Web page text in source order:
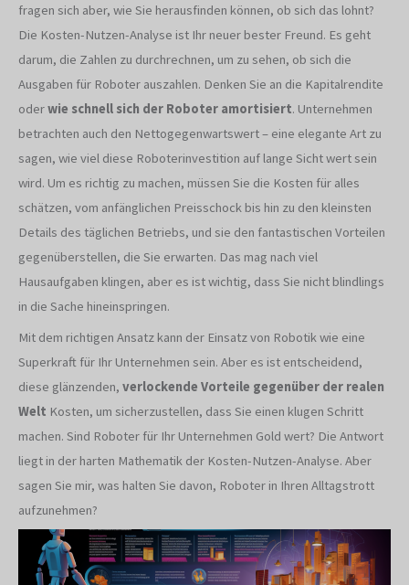
fragen sich aber, wie Sie herausfinden können, ob sich das lohnt?
Die Kosten-Nutzen-Analyse ist Ihr neuer bester Freund. Es geht
darum, die Zahlen zu durchrechnen, um zu sehen, ob sich die
Ausgaben für Roboter auszahlen. Denken Sie an die Kapitalrendite
oderwie schnell sich der Roboter amortisiert. Unternehmen
betrachten auch den Nettogegenwartswert – eine elegante Art zu
sagen, wie viel diese Roboterinvestition auf lange Sicht wert sein
wird. Um es richtig zu machen, müssen Sie die Kosten für alles
schätzen, vom anfänglichen Preisschock bis hin zu den kleinsten
Details des täglichen Betriebs, und sie den fantastischen Vorteilen
gegenüberstellen, die Sie erwarten. Das mag nach viel
Hausaufgaben klingen, aber es ist wichtig, dass Sie nicht blindlings
in die Sache hineinspringen.
Mit dem richtigen Ansatz kann der Einsatz von Robotik wie eine
Superkraft für Ihr Unternehmen sein. Aber es ist entscheidend,
diese glänzenden, verlockende Vorteile gegenüber der realen
Welt Kosten, um sicherzustellen, dass Sie einen klugen Schritt
machen. Sind Roboter für Ihr Unternehmen Gold wert? Die Antwort
liegt in der harten Mathematik der Kosten-Nutzen-Analyse. Aber
sagen Sie mir, was halten Sie davon, Roboter in Ihren Alltagstrott
aufzunehmen?